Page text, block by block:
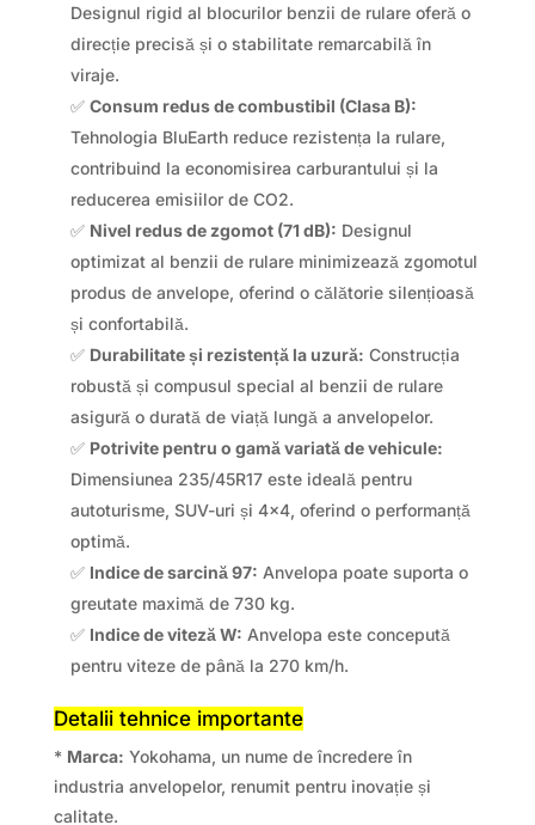
Designul rigid al blocurilor benzii de rulare oferă o
direcție precisă și o stabilitate remarcabilă în
viraje.
✅ Consum redus de combustibil (Clasa B):
Tehnologia BluEarth reduce rezistența la rulare,
contribuind la economisirea carburantului și la
reducerea emisiilor de CO2.
✅ Nivel redus de zgomot (71 dB): Designul
optimizat al benzii de rulare minimizează zgomotul
produs de anvelope, oferind o călătorie silențioasă
și confortabilă.
✅ Durabilitate și rezistență la uzură: Construcția
robustă și compusul special al benzii de rulare
asigură o durată de viață lungă a anvelopelor.
✅ Potrivite pentru o gamă variată de vehicule:
Dimensiunea 235/45R17 este ideală pentru
autoturisme, SUV-uri și 4×4, oferind o performanță
optimă.
✅ Indice de sarcină 97: Anvelopa poate suporta o
greutate maximă de 730 kg.
✅ Indice de viteză W: Anvelopa este concepută
pentru viteze de până la 270 km/h.
Detalii tehnice importante
* Marca: Yokohama, un nume de încredere în
industria anvelopelor, renumit pentru inovație și
calitate.